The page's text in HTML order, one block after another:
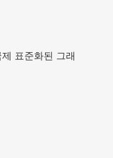
표준화된 그래